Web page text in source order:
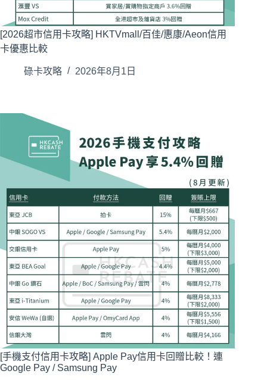
[2026超市信用卡攻略] HKTVmall/百佳/惠康/Aeon信用
卡優惠比較
碌卡攻略 2026年8月1日
[手機支付信用卡攻略] Apple Pay信用卡回贈比較！連
Google Pay / Samsung Pay